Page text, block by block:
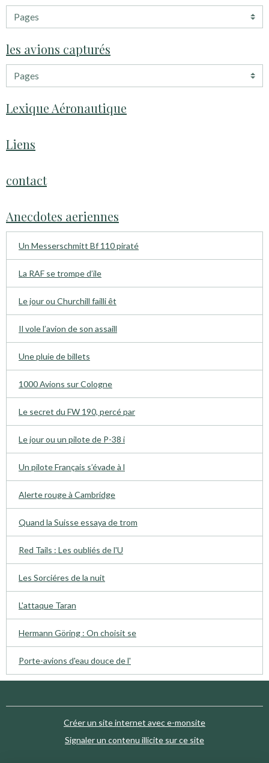
les avions capturés
Lexique Aéronautique
Liens
contact
Anecdotes aeriennes
Un Messerschmitt Bf 110 piraté
La RAF se trompe d’ile
Le jour ou Churchill failli êt
Il vole l’avion de son assaill
Une pluie de billets
1000 Avions sur Cologne
Le secret du FW 190, percé par
Le jour ou un pilote de P-38 i
Un pilote Français s’évade à l
Alerte rouge à Cambridge
Quand la Suisse essaya de trom
Red Tails : Les oubliés de l'U
Les Sorciéres de la nuit
L'attaque Taran
Hermann Göring : On choisit se
Porte-avions d'eau douce de l'
Créer un site internet avec e-monsite
Signaler un contenu illicite sur ce site